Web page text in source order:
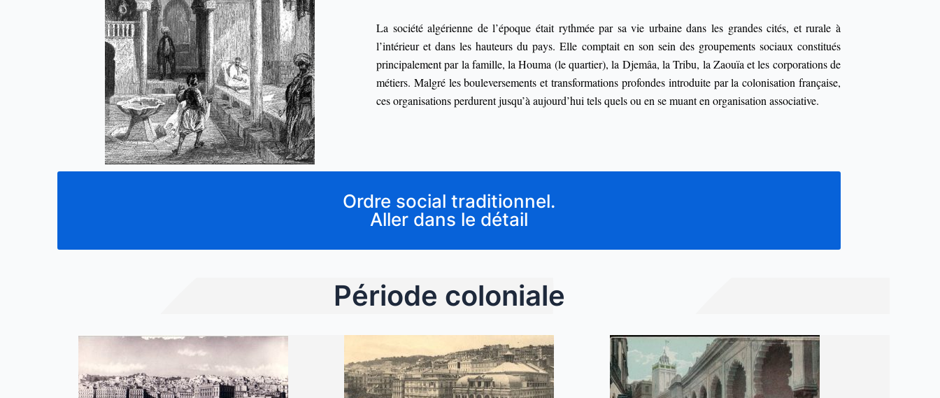
La société algérienne de l’époque était rythmée par sa vie urbaine dans les grandes cités, et rurale à
l’intérieur et dans les hauteurs du pays. Elle comptait en son sein des groupements sociaux constitués
principalement par la famille, la Houma (le quartier), la Djemâa, la Tribu, la Zaouïa et les corporations de
métiers. Malgré les bouleversements et transformations profondes introduite par la colonisation française,
ces organisationsperdurent jusqu’à aujourd’hui tels quels ou en se muant en organisation associative.
Ordre social traditionnel.
Aller dans le détail
Période coloniale